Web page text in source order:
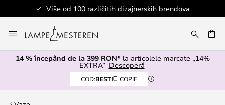
Više od 100 različitih dizajnerskih brendova
la
Continut
14 % începând de la 399 RON* la articolele marcate „14%
EXTRA” Descoperă
COD:BEST COPIE